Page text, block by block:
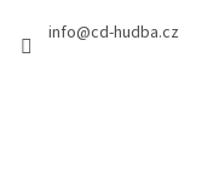
info@cd-hudba.cz